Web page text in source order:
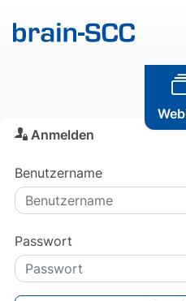
Anmelden
Benutzername
Passwort